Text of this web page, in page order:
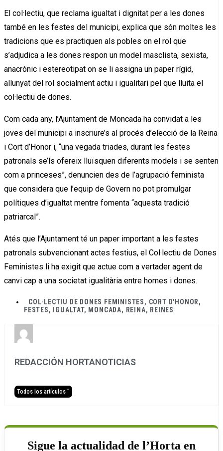
El col·lectiu, que reclama igualtat i dignitat per a les dones
també en les festes del municipi, explica que són moltes les
tradicions que es practiquen als pobles on el rol que
s’adjudica a les dones respon un model masclista, sexista,
anacrònic i estereotipat on se li assigna un paper rígid,
allunyat del rol socialment actiu i igualitari pel que lluita el
col·lectiu de dones.
Com cada any, l’Ajuntament de Moncada ha convidat a les
joves del municipi a inscriure’s al procés d’elecció de la Reina
i Cort d’Honor i, “una vegada triades, durant les festes
patronals se’ls ofereix lluïsquen diferents models i se senten
com a princeses”, denuncien des de l’agrupació feminista
que considera que l’equip de Govern no pot promulgar
polítiques d’igualtat mentre fomenta “aquesta tradició
patriarcal”.
Atés que l’Ajuntament té un paper important a les festes
patronals subvencionant actes festius, el Col·lectiu de Dones
Feministes li ha exigit que actue com a vertader agent de
canvi cap a una societat igualitària entre homes i dones.
COL·LECTIU DE DONES FEMINISTES, CORT D'HONOR,
FESTES, IGUALTAT, MONCADA, REINA, REINES
REDACCIÓN HORTANOTICIAS
Todos los artículos ”
Sigue la actualidad de l’Horta en